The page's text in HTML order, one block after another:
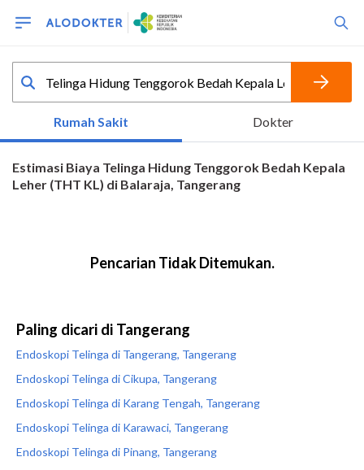
Paling dicari di Tangerang
Endoskopi Telinga di Tangerang, Tangerang
Endoskopi Telinga di Cikupa, Tangerang
Endoskopi Telinga di Karang Tengah, Tangerang
Endoskopi Telinga di Karawaci, Tangerang
Endoskopi Telinga di Pinang, Tangerang